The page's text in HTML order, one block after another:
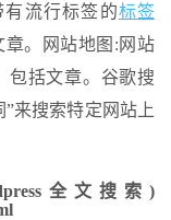
流行标签的标签
。网站地图:网站
包括文章。谷歌搜
”来搜索特定网站上
全文搜索)